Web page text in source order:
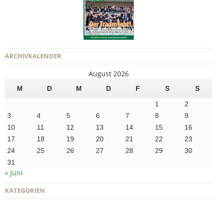
ARCHIVKALENDER
August 2026
M D M D F S
S
1
2
3
4 5 6 7 8
9
10
11 12 13 14 15
16
17
18 19 20 21 22
23
24
25 26 27 28 29
30
31
« Juni
KATEGORIEN